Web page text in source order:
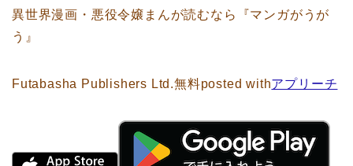
異世界漫画・悪役令嬢まんが読むなら『マンガがうが
う』
Futabasha Publishers Ltd.無料posted withアプリーチ